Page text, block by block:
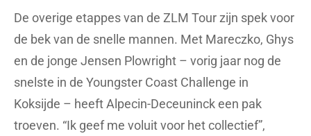
De overige etappes van de ZLM Tour zijn spek voor
de bek van de snelle mannen. Met Mareczko, Ghys
en de jonge Jensen Plowright – vorig jaar nog de
snelste in de Youngster Coast Challenge in
Koksijde – heeft Alpecin-Deceuninck een pak
troeven. “Ik geef me voluit voor het collectief”,